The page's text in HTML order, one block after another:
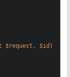
$request, $id)